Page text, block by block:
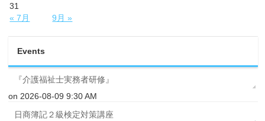
« 7月 9月 »
31
Events
『介護福祉士実務者研修』
on 2026-08-09 9:30 AM
日商簿記２級検定対策講座